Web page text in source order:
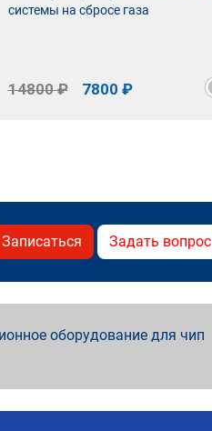
системы на сбросе газа
14800 ₽ 7800 ₽
Записаться Задать вопрос
оборудование для чип